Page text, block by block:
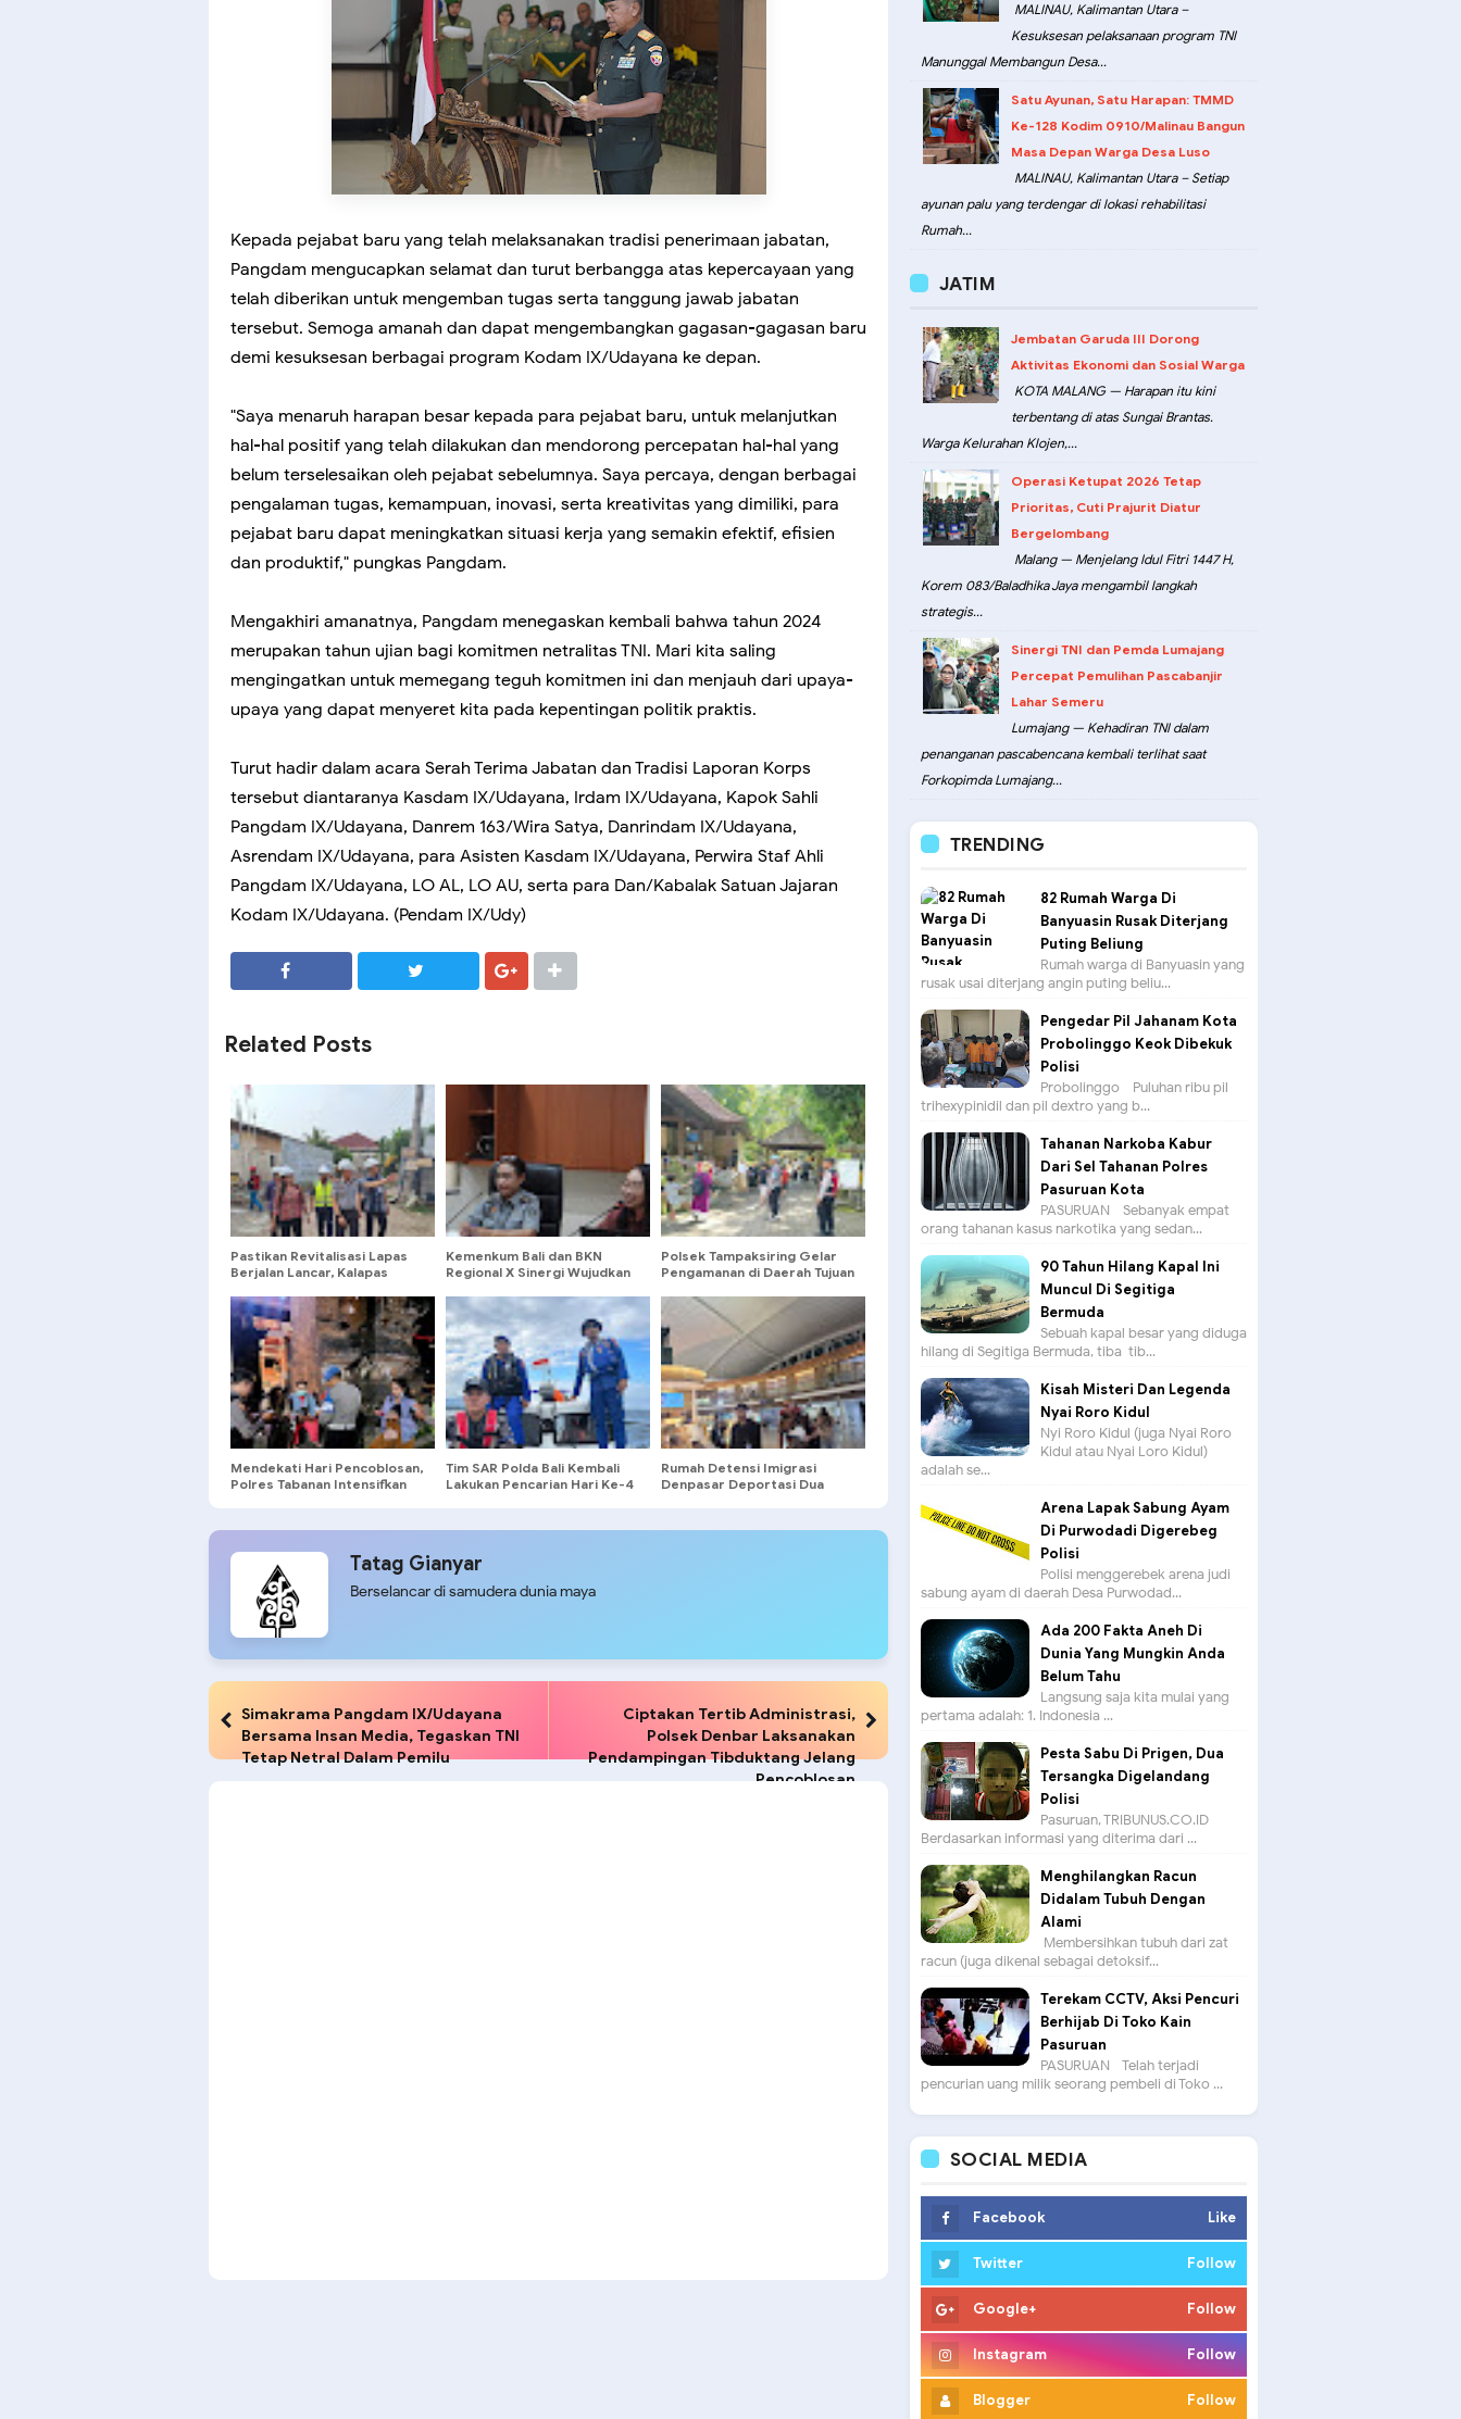
Kepada pejabat baru yang telah melaksanakan tradisi penerimaan jabatan,
Pangdam mengucapkan selamat dan turut berbangga atas kepercayaan yang
telah diberikan untuk mengemban tugas serta tanggung jawab jabatan
tersebut. Semoga amanah dan dapat mengembangkan gagasan-gagasan baru
demi kesuksesan berbagai program Kodam IX/Udayana ke depan.
"Saya menaruh harapan besar kepada para pejabat baru, untuk melanjutkan
hal-hal positif yang telah dilakukan dan mendorong percepatan hal-hal yang
belum terselesaikan oleh pejabat sebelumnya. Saya percaya, dengan berbagai
pengalaman tugas, kemampuan, inovasi, serta kreativitas yang dimiliki, para
pejabat baru dapat meningkatkan situasi kerja yang semakin efektif, efisien
dan produktif," pungkas Pangdam.
Mengakhiri amanatnya, Pangdam menegaskan kembali bahwa tahun 2024
merupakan tahun ujian bagi komitmen netralitas TNI. Mari kita saling
mengingatkan untuk memegang teguh komitmen ini dan menjauh dari upaya-
upaya yang dapat menyeret kita pada kepentingan politik praktis.
Turut hadir dalam acara Serah Terima Jabatan dan Tradisi Laporan Korps
tersebut diantaranya Kasdam IX/Udayana, Irdam IX/Udayana, Kapok Sahli
Pangdam IX/Udayana, Danrem 163/Wira Satya, Danrindam IX/Udayana,
Asrendam IX/Udayana, para Asisten Kasdam IX/Udayana, Perwira Staf Ahli
Pangdam IX/Udayana, LO AL, LO AU, serta para Dan/Kabalak Satuan Jajaran
Kodam IX/Udayana. (Pendam IX/Udy)
Related Posts
Pastikan Revitalisasi Lapas
Berjalan Lancar, Kalapas
Monitoring Lapangan
Kemenkum Bali dan BKN
Regional X Sinergi Wujudkan
Objektif dan Terukur
Polsek Tampaksiring Gelar
Pengamanan di Daerah Tujuan
Tirta Empul
Mendekati Hari Pencoblosan,
Polres Tabanan Intensifkan
Tim SAR Polda Bali Kembali
Lakukan Pencarian Hari Ke-4
Rumah Detensi Imigrasi
Denpasar Deportasi Dua
Tatag Gianyar
Berselancar di samudera dunia maya
Simakrama Pangdam IX/Udayana
Bersama Insan Media, Tegaskan TNI
Tetap Netral Dalam Pemilu
Ciptakan Tertib Administrasi,
Polsek Denbar Laksanakan
Pendampingan Tibduktang Jelang
Pencoblosan
MALINAU, Kalimantan Utara –
Kesuksesan pelaksanaan program TNI
Manunggal Membangun Desa...
Satu Ayunan, Satu Harapan: TMMD
Ke-128 Kodim 0910/Malinau Bangun
Masa Depan Warga Desa Luso
MALINAU, Kalimantan Utara – Setiap
ayunan palu yang terdengar di lokasi rehabilitasi
Rumah...
JATIM
Jembatan Garuda III Dorong
Aktivitas Ekonomi dan Sosial Warga
KOTA MALANG — Harapan itu kini
terbentang di atas Sungai Brantas.
Warga Kelurahan Klojen,...
Operasi Ketupat 2026 Tetap
Prioritas, Cuti Prajurit Diatur
Bergelombang
Malang — Menjelang Idul Fitri 1447 H,
Korem 083/Baladhika Jaya mengambil langkah
strategis...
Sinergi TNI dan Pemda Lumajang
Percepat Pemulihan Pascabanjir
Lahar Semeru
Lumajang — Kehadiran TNI dalam
penanganan pascabencana kembali terlihat saat
Forkopimda Lumajang...
TRENDING
82 Rumah Warga Di
Banyuasin Rusak Diterjang
Puting Beliung
Rumah warga di Banyuasin yang
rusak usai diterjang angin puting beliu...
Pengedar Pil Jahanam Kota
Probolinggo Keok Dibekuk
Polisi
Probolinggo - Puluhan ribu pil
trihexypinidil dan pil dextro yang b...
Tahanan Narkoba Kabur
Dari Sel Tahanan Polres
Pasuruan Kota
PASURUAN - Sebanyak empat
orang tahanan kasus narkotika yang sedan...
90 Tahun Hilang Kapal Ini
Muncul Di Segitiga
Bermuda
Sebuah kapal besar yang diduga
hilang di Segitiga Bermuda, tiba-tib...
Kisah Misteri Dan Legenda
Nyai Roro Kidul
Nyi Roro Kidul (juga Nyai Roro
Kidul atau Nyai Loro Kidul)
adalah se...
Arena Lapak Sabung Ayam
Di Purwodadi Digerebeg
Polisi
Polisi menggerebek arena judi
sabung ayam di daerah Desa Purwodad...
Ada 200 Fakta Aneh Di
Dunia Yang Mungkin Anda
Belum Tahu
Langsung saja kita mulai yang
pertama adalah: 1. Indonesia ...
Pesta Sabu Di Prigen, Dua
Tersangka Digelandang
Polisi
Pasuruan, TRIBUNUS.CO.ID -
Berdasarkan informasi yang diterima dari ...
Menghilangkan Racun
Didalam Tubuh Dengan
Alami
Membersihkan tubuh dari zat
racun (juga dikenal sebagai detoksif...
Terekam CCTV, Aksi Pencuri
Berhijab Di Toko Kain
Pasuruan
PASURUAN - Telah terjadi
pencurian uang milik seorang pembeli di Toko ...
SOCIAL MEDIA
Facebook Like
Twitter Follow
Google+ Follow
Instagram Follow
Blogger Follow